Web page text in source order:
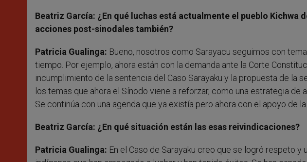
Beatriz García: ¿En qué luchas está actualmente el pueblo Kichwa
acciones post-sinodales también?
Patricia Gualinga: Bueno, nosotros como Sarayacu seguimos con
tiempo. Por ejemplo, ahora están con la demanda ante la Corte
incumplimiento de la sentencia del Caso Sarayaku y la propuesta de la
los temas que ahora el Sínodo viene a reforzar, como una estrategia de
Se continúa con una agenda que ya existía pero ahora con el apoyo de
Beatriz García: ¿En qué situación están las esas reivindicaciones?
Patricia Gualinga: En el Caso de Sarayaku creo que se logró respeto